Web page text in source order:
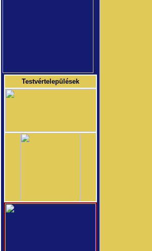
Testvértelepülések